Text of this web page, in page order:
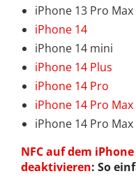
iPhone 13 Pro Max
iPhone 14
iPhone 14 mini
iPhone 14 Plus
iPhone 14 Pro
iPhone 14 Pro Max
iPhone 14 Pro Max
NFC auf dem
deaktivieren: So